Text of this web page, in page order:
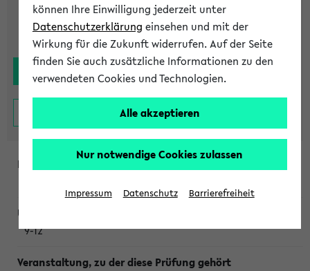
9-12
können Ihre Einwilligung jederzeit unter
Datenschutzerklärung einsehen und mit der
Wirkung für die Zukunft widerrufen. Auf der Seite
finden Sie auch zusätzliche Informationen zu den
verwendeten Cookies und Technologien.
Alle akzeptieren
Nur notwendige Cookies zulassen
Impressum Datenschutz Barrierefreiheit